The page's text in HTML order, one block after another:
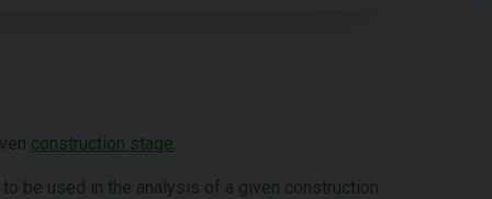
construction stage
be used in the analysis of a given construction